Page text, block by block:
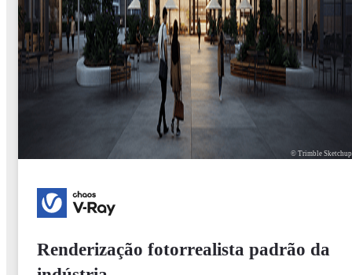
© Trimble Sketchup
Renderização fotorrealista padrão da